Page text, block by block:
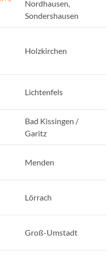
Nordhausen,
Sondershausen
Holzkirchen
Lichtenfels
Bad Kissingen /
Garitz
Menden
Lörrach
Groß-Umstadt